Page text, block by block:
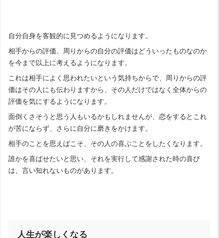
自分自身を客観的に見つめるようになります。
相手からの評価、周りからの自分の評価はどういったものなのか
を今まで以上に考えるようになります。
これは相手によく思われたいという気持ちからで、周りからの評
価はその人にも伝わりますから、その人だけではなく全体からの
評価を気にするようになります。
面倒くさそうと思う人もいるかもしれませんが、恋をするとこれ
が苦にならず、さらに自分に磨きをかけます。
相手のことを思えばこそ、その人の喜ぶことをしたくなります。
誰かを喜ばせたいと思い、それを実行して感謝された時の喜び
は、言い知れないものがあります。
人生が楽しくなる